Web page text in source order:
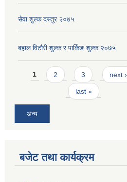
सेवा शुल्क दस्तुर २०७५
बहाल विटौरी शुल्क र पार्किङ शुल्क २०७५
Pages
1 2 3 next ›
last »
अन्य
बजेट तथा कार्यक्रम